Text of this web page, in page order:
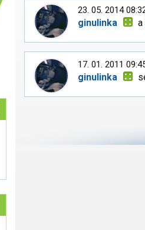
23. 05. 2014
ginulinka a
17. 01. 2011
ginulinka